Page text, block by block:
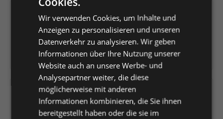
Hersteller: Elten GmbH
169778
4030839319833
Herstellernummer: 1728102-36
Versandfertig in 5 Tagen, Lieferzeit 1-3 Tage
Größeauswählen
Wir verwenden Cookies, um Inhalte und
Anzeigen zu personalisieren und unseren
Datenverkehr zu analysieren. Wir geben
Informationen über Ihre Nutzung unserer
Website auch an unsere Werbe- und
Analysepartner weiter, die diese
möglicherweise mit anderen
Informationen kombinieren, die Sie ihnen
bereitgestellt haben oder die sie im